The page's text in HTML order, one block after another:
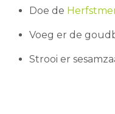
Doe de
Voeg er de
Strooi er